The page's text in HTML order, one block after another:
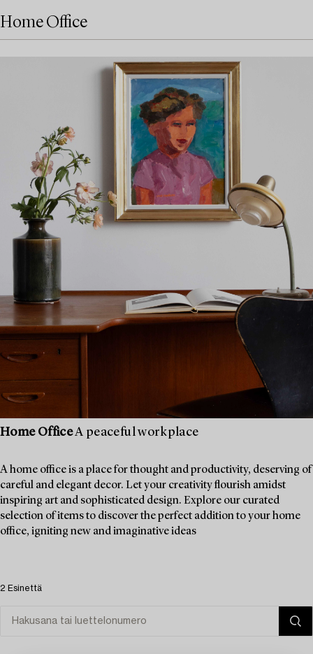
Home Office
Home OfficeA peaceful workplace
A home office is a place for thought and productivity, deserving of
careful and elegant decor. Let your creativity flourish amidst
inspiring art and sophisticated design. Explore our curated
selection of items to discover the perfect addition to your home
office, igniting new and imaginative ideas
2 Esinettä